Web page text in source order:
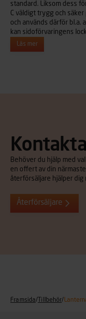
standard. Liksom dess
C väldigt trygg och
och används därför bl.a.
kan sidoförvaringens
Läs mer
Behöver du hjälp med
en offert av din
återförsäljare hjälper dig
Återförsäljare
Framsida/ Tillbehör/